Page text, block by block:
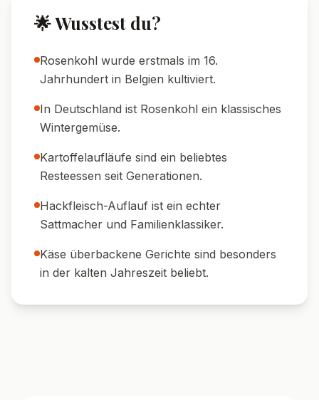
🍽️ Serviervorschläge
🍷 Weinempfehlung:Ein trockener
Weißwein wie Grauburgunder passt
hervorragend dazu.
🥗 Beilage:Frischer grüner Salat rundet das
Gericht ab.
🥒 Pickles:Essiggurken oder Mixed Pickles
sorgen für frische Säure.
🍞 Brot:Mit etwas Bauernbrot servieren –